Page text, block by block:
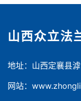
山西众立法
地址：山西定襄县
网站：